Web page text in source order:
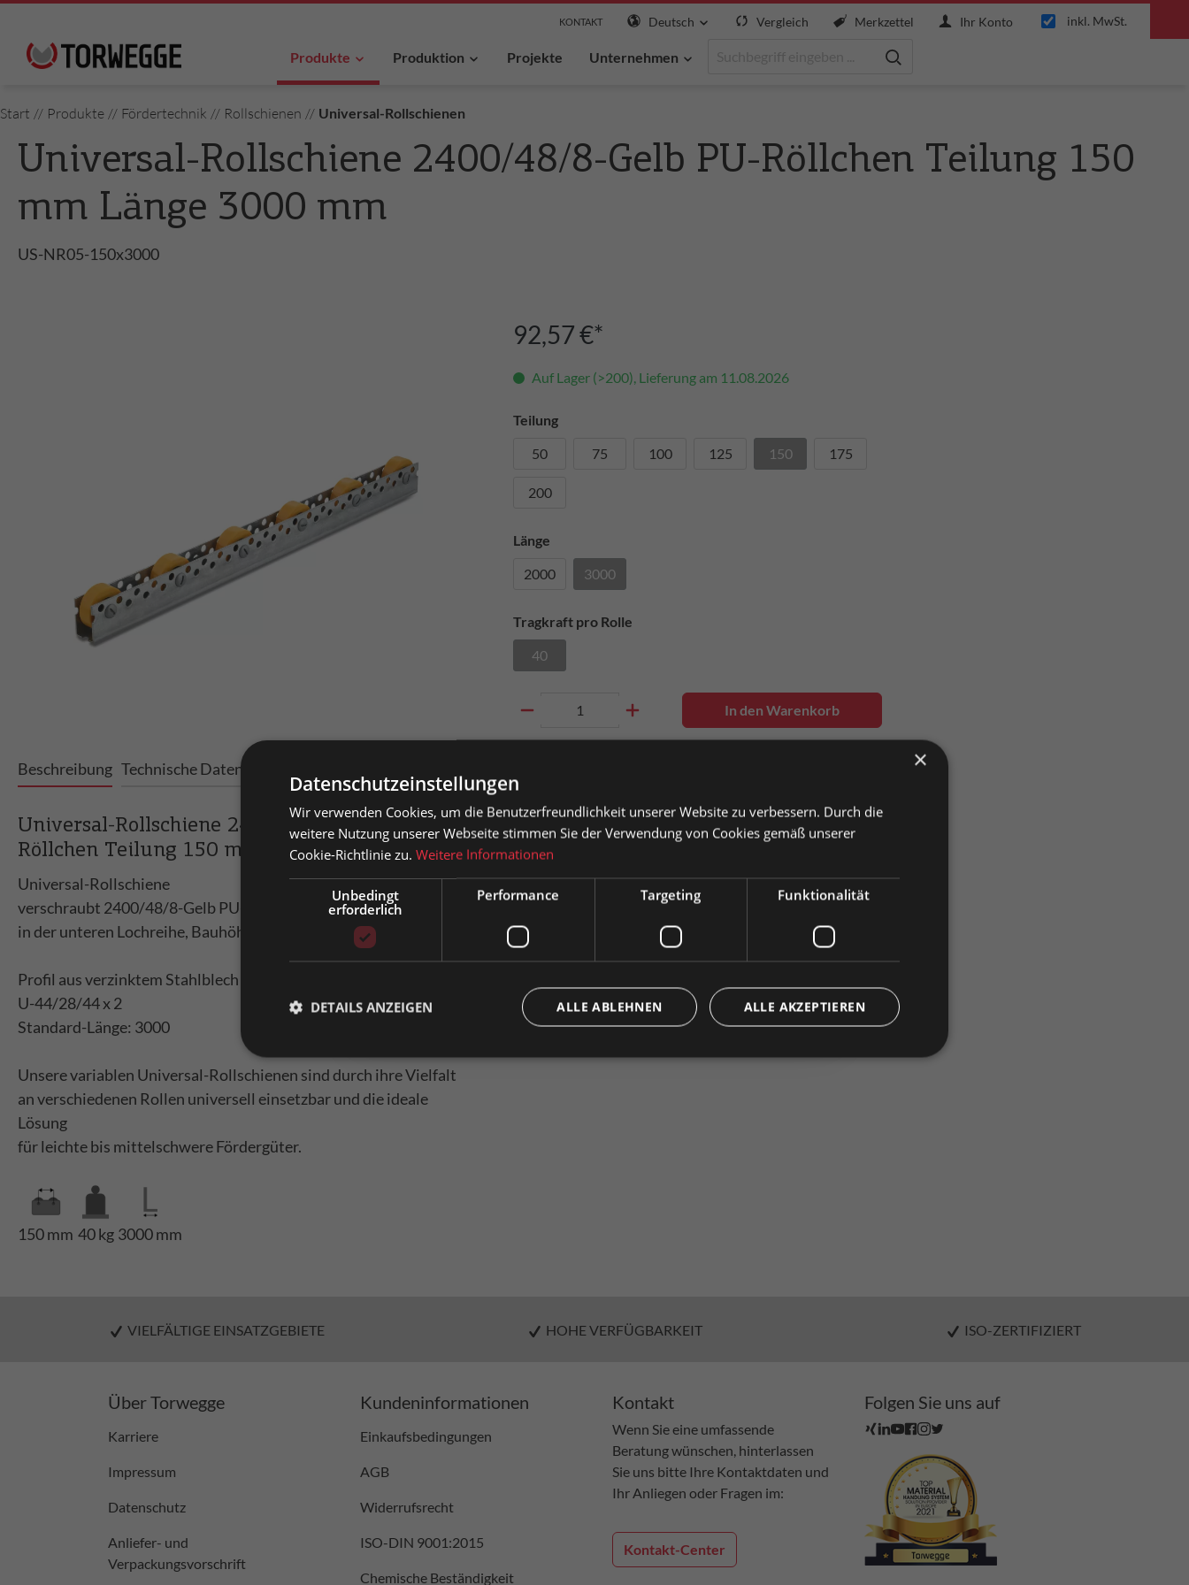
KONTAKT Deutsch Vergleich Merkzettel Ihr Konto inkl. MwSt.
Produkte Produktion Projekte Unternehmen
Start // Produkte // Fördertechnik // Rollschienen // Universal-Rollschienen
Universal-Rollschiene 2400/48/8-Gelb PU-Röllchen Teilung 150
mm Länge 3000 mm
US-NR05-150x3000
Beschreibung Technische Daten
Universal-Rollschiene 2400/48/8-Gelb PU-
Röllchen Teilung 150 mm Länge 3000 mm
Universal-Rollschiene
verschraubt 2400/48/8-Gelb PU-Röllchen mit Gleitlager
in der unteren Lochreihe, Bauhöhe 53
Profil aus verzinktem Stahlblech
U-44/28/44 x 2
Standard-Länge: 3000
Unsere variablen Universal-Rollschienen sind durch ihre Vielfalt
an verschiedenen Rollen universell einsetzbar und die ideale
Lösung
für leichte bis mittelschwere Fördergüter.
150 mm 40 kg 3000 mm
92,57 €*
Auf Lager (>200), Lieferung am 11.08.2026
Teilung
50
75 100 125 150 175
200
Länge
2000
3000
Tragkraft pro Rolle
40
In den Warenkorb
Zum Merkzettel hinzufügen
Produkt vergleichen
Fragen zum Produkt
VIELFÄLTIGE EINSATZGEBIETE HOHE VERFÜGBARKEIT ISO-ZERTIFIZIERT
Über Torwegge
Karriere
Impressum
Datenschutz
Anliefer- und
Verpackungsvorschrift
Kundeninformationen
Einkaufsbedingungen
AGB
Widerrufsrecht
ISO-DIN 9001:2015
Chemische Beständigkeit
Kontakt
Wenn Sie eine umfassende
Beratung wünschen, hinterlassen
Sie uns bitte Ihre Kontaktdaten und
Ihr Anliegen oder Fragen im:
Kontakt-Center
Folgen Sie uns auf
Preisauszeichnung
Privatkunden können Preise mit MwSt. (brutto) und Geschäftskunden
Preise ohne MwSt. (netto) angezeigt werden.
Bitte wählen Sie Ihre bevorzugte Einstellung:
Privatkunde Geschäftskunde
×
Datenschutzeinstellungen
Wir verwenden Cookies, um die Benutzerfreundlichkeit unserer Website zu verbessern. Durch die
weitere Nutzung unserer Webseite stimmen Sie der Verwendung von Cookies gemäß unserer
Cookie-Richtlinie zu. Weitere Informationen
Unbedingt
erforderlich
Performance Targeting Funktionalität
ALLE AKZEPTIEREN
ALLE ABLEHNEN
DETAILS ANZEIGEN